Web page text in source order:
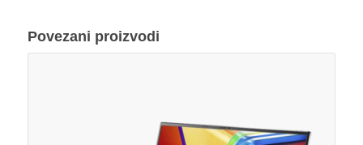
Povezani proizvodi